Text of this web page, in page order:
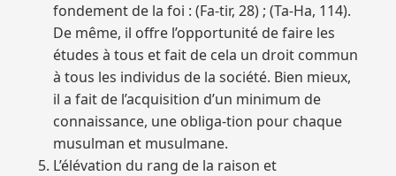
fondement de la foi : (Fa-tir, 28) ; (Ta-Ha, 114).
De même, il offre l’opportunité de faire les
études à tous et fait de cela un droit commun
à tous les individus de la société. Bien mieux,
il a fait de l’acquisition d’un minimum de
connaissance, une obliga-tion pour chaque
musulman et musulmane.
L’élévation du rang de la raison et